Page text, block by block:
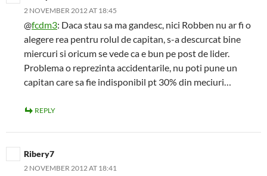
2 NOVEMBER 2012 AT 18:45
@fcdm3: Daca stau sa ma gandesc, nici Robben nu ar fi o
alegere rea pentru rolul de capitan, s-a descurcat bine
miercuri si oricum se vede ca e bun pe post de lider.
Problema o reprezinta accidentarile, nu poti pune un
capitan care sa fie indisponibil pt 30% din meciuri…
REPLY
Ribery7
2 NOVEMBER 2012 AT 18:41